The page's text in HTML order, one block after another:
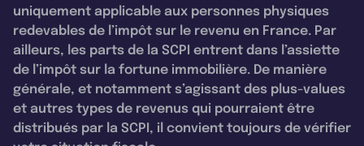
uniquement applicable aux personnes physiques
redevables de l’impôt sur le revenu en France. Par
ailleurs, les parts de la SCPI entrent dans l’assiette
de l’impôt sur la fortune immobilière. De manière
générale, et notamment s’agissant des plus-values
et autres types de revenus qui pourraient être
distribués par la SCPI, il convient toujours de vérifier